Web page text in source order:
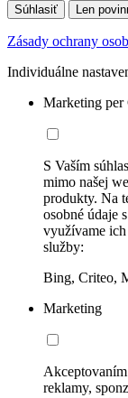
Súhlasiť Len
Zásady ochrany
Individuálne
Marketing per
S Vaším
mimo našej
produkty. Na
osobné údaje
využívame
služby:
Bing, Criteo,
Marketing
reklamy,